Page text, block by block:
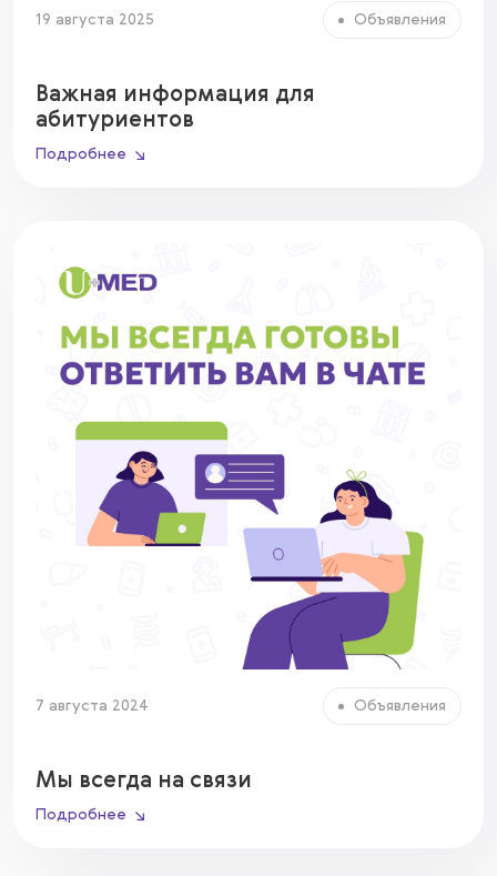
19 августа 2025 Объявления
Важная информация для
абитуриентов
Подробнее
7 августа 2024 Объявления
Мы всегда на связи
Подробнее